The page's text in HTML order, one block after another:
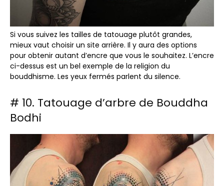
Si vous suivez les tailles de tatouage plutôt grandes,
mieux vaut choisir un site arrière. Il y aura des options
pour obtenir autant d’encre que vous le souhaitez. L’encre
ci-dessus est un bel exemple de la religion du
bouddhisme. Les yeux fermés parlent du silence.
# 10. Tatouage d’arbre de Bouddha
Bodhi